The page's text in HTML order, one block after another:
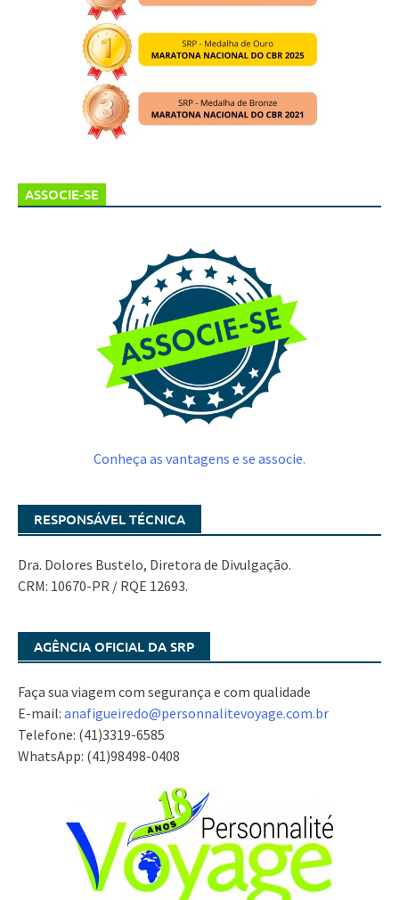
ASSOCIE-SE
Conheça as vantagens e se associe.
RESPONSÁVEL TÉCNICA
Dra. Dolores Bustelo, Diretora de Divulgação.
CRM: 10670-PR / RQE 12693.
AGÊNCIA OFICIAL DA SRP
Faça sua viagem com segurança e com qualidade
E-mail: anafigueiredo@personnalitevoyage.com.br
Telefone: (41)3319-6585
WhatsApp: (41)98498-0408